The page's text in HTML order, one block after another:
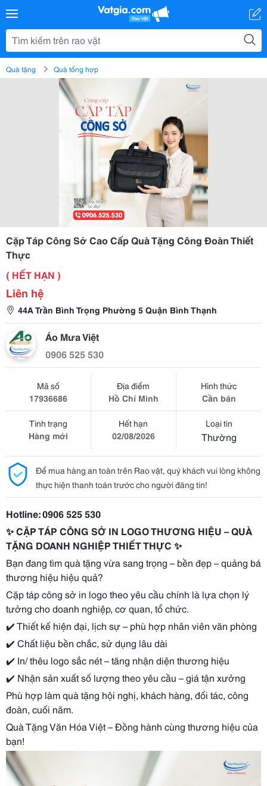
Quà tặng Quà tổng hợp
Cặp Táp Công Sở Cao Cấp Quà Tặng Công Đoàn Thiết
Thực
( HẾT HẠN )
Liên hệ
44A Trần Bình Trọng Phường 5 Quận Bình Thạnh
Áo Mưa Việt
0906 525 530
Mã số
17936686
Địa điểm
Hồ Chí Minh
Hình thức
Cần bán
Tình trạng
Hàng mới
Hết hạn
02/08/2026
Loại tin
Thường
Để mua hàng an toàn trên Rao vặt, quý khách vui lòng không
thực hiện thanh toán trước cho người đăng tin!
Hotline: 0906 525 530
✨ CẶP TÁP CÔNG SỞ IN LOGO THƯƠNG HIỆU – QUÀ
TẶNG DOANH NGHIỆP THIẾT THỰC ✨
Bạn đang tìm quà tặng vừa sang trọng – bền đẹp – quảng bá
thương hiệu hiệu quả?
Cặp táp công sở in logo theo yêu cầu chính là lựa chọn lý
tưởng cho doanh nghiệp, cơ quan, tổ chức.
✔️ Thiết kế hiện đại, lịch sự – phù hợp nhân viên văn phòng
✔️ Chất liệu bền chắc, sử dụng lâu dài
✔️ In/ thêu logo sắc nét – tăng nhận diện thương hiệu
✔️ Nhận sản xuất số lượng theo yêu cầu – giá tận xưởng
Phù hợp làm quà tặng hội nghị, khách hàng, đối tác, công
đoàn, cuối năm.
Quà Tặng Văn Hóa Việt – Đồng hành cùng thương hiệu của
bạn!